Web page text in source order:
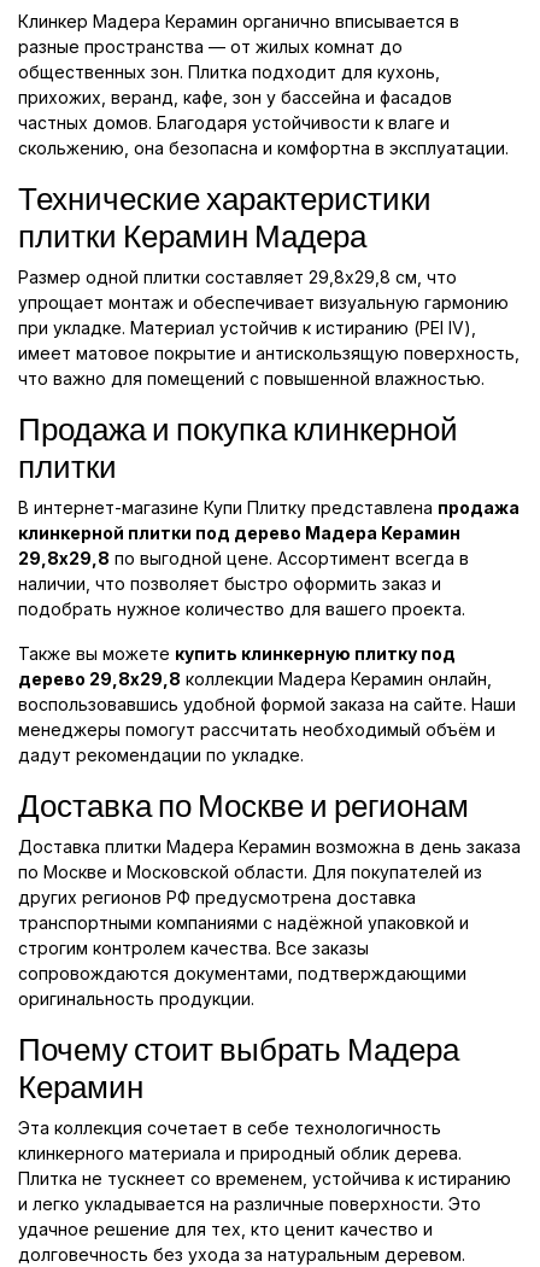
Клинкер Мадера Керамин органично вписывается в
разные пространства — от жилых комнат до
общественных зон. Плитка подходит для кухонь,
прихожих, веранд, кафе, зон у бассейна и фасадов
частных домов. Благодаря устойчивости к влаге и
скольжению, она безопасна и комфортна в эксплуатации.
Технические характеристики
плитки Керамин Мадера
Размер одной плитки составляет 29,8x29,8 см, что
упрощает монтаж и обеспечивает визуальную гармонию
при укладке. Материал устойчив к истиранию (PEI IV),
имеет матовое покрытие и антискользящую поверхность,
что важно для помещений с повышенной влажностью.
Продажа и покупка клинкерной
плитки
В интернет-магазине Купи Плитку представлена продажа
клинкерной плитки под дерево Мадера Керамин
29,8x29,8 по выгодной цене. Ассортимент всегда в
наличии, что позволяет быстро оформить заказ и
подобрать нужное количество для вашего проекта.
Также вы можете купить клинкерную плитку под
дерево 29,8x29,8 коллекции Мадера Керамин онлайн,
воспользовавшись удобной формой заказа на сайте. Наши
менеджеры помогут рассчитать необходимый объём и
дадут рекомендации по укладке.
Доставка по Москве и регионам
Доставка плитки Мадера Керамин возможна в день заказа
по Москве и Московской области. Для покупателей из
других регионов РФ предусмотрена доставка
транспортными компаниями с надёжной упаковкой и
строгим контролем качества. Все заказы
сопровождаются документами, подтверждающими
оригинальность продукции.
Почему стоит выбрать Мадера
Керамин
Эта коллекция сочетает в себе технологичность
клинкерного материала и природный облик дерева.
Плитка не тускнеет со временем, устойчива к истиранию
и легко укладывается на различные поверхности. Это
удачное решение для тех, кто ценит качество и
долговечность без ухода за натуральным деревом.